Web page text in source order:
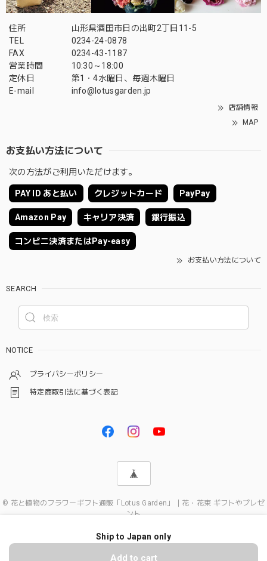
住所
山形県酒田市日の出町2丁目11-5
TEL
0234-24-0878
FAX
0234-43-1187
営業時間
10:30～18:00
定休日
第1・4水曜日、毎週木曜日
E-mail
info@lotusgarden.jp
店舗情報
MAP
お支払い方法について
次の方法がご利用いただけます。
PAY ID あと払い クレジットカード PayPay
Amazon Pay キャリア決済 銀行振込
コンビニ決済またはPay-easy
お支払い方法について
SEARCH
NOTICE
プライバシーポリシー
特定商取引法に基づく表記
© 花と植物のフラワーギフト通販「Lotus Garden」｜花・花束 ギフトやプレゼ
ント
Ship to Japan only
Add to cart
ショップに質問する